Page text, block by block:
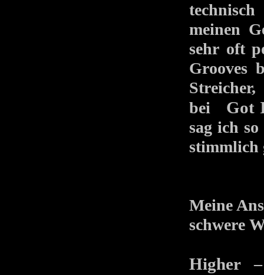
meinen
sehr oft
Grooves
bei Got
sag ich
stimmlich
Meine
schwere
Higher –